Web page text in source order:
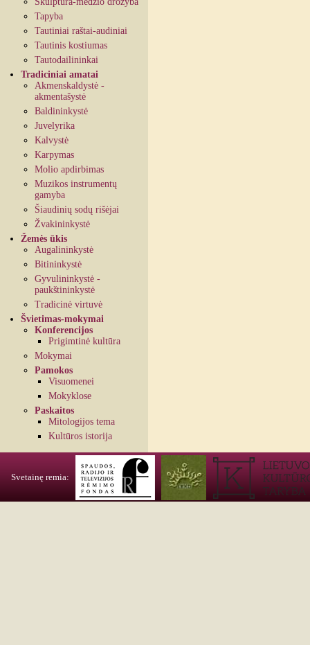
Tapyba
Tautiniai raštai-audiniai
Tautinis kostiumas
Tautodailininkai
Tradiciniai amatai
Akmenskaldystė -
akmentašystė
Baldininkystė
Juvelyrika
Kalvystė
Karpymas
Molio apdirbimas
Muzikos instrumentų
gamyba
Šiaudinių sodų rišėjai
Žvakininkystė
Žemės ūkis
Augalininkystė
Bitininkystė
Gyvulininkystė -
paukštininkystė
Tradicinė virtuvė
Švietimas-mokymai
Konferencijos
Prigimtinė kultūra
Mokymai
Pamokos
Visuomenei
Mokyklose
Paskaitos
Mitologijos tema
Kultūros istorija
Svetainę remia: